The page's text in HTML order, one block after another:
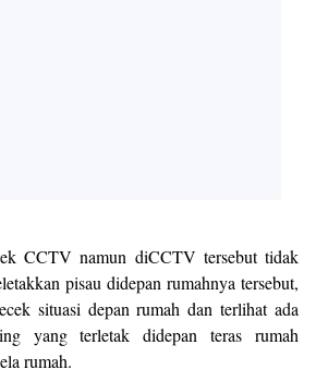
CCTV namun diCCTV tersebut tidak
pisau didepan rumahnya tersebut,
situasi depan rumah dan terlihat ada
yang terletak didepan teras rumah
rumah.